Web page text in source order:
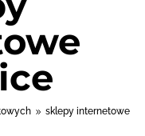
9 sklepy internetowe